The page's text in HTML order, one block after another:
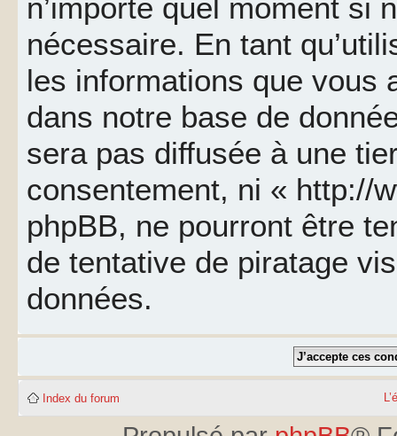
n’importe quel moment si
nécessaire. En tant
les informations que vous
dans notre base de
sera pas diffusée à une
consentement, ni « http://
phpBB, ne pourront être
de tentative de piratage
données.
Index du forum